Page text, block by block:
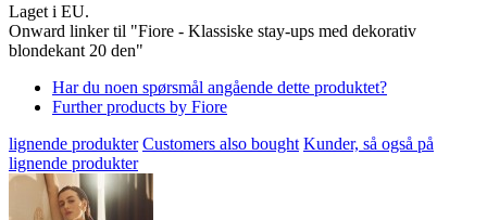
Laget i EU.
Onward linker til "Fiore - Klassiske stay-ups med dekorativ
blondekant 20 den"
Har du noen spørsmål angående dette produktet?
Further products by Fiore
lignende produkter Customers also bought Kunder, så også på
lignende produkter